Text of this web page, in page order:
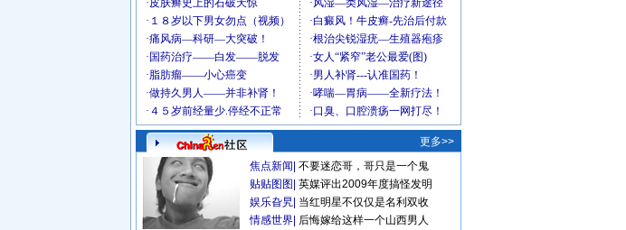
更多>>
焦点新闻 不要迷恋哥，哥只是一个鬼
贴贴图图 英媒评出2009年度搞怪发明
娱乐旮旯 当红明星不仅仅是名利双收
情感世界 后悔嫁给这样一个山西男人